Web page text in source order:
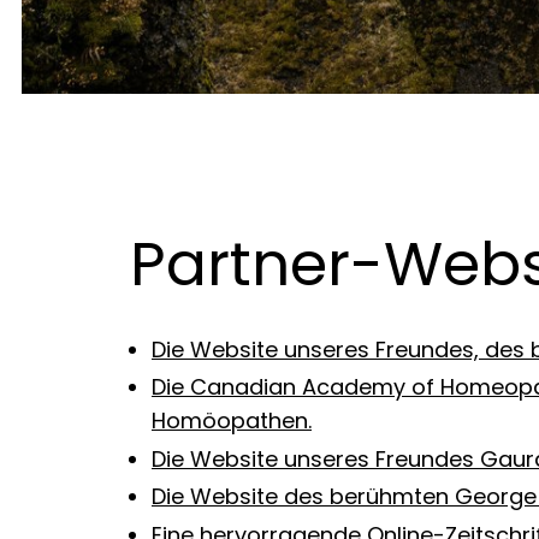
Partner-
Die Website unseres Freundes,
Die Canadian Academy of
Homöopathen.
Die Website unseres Freundes
Die Website des berühmten